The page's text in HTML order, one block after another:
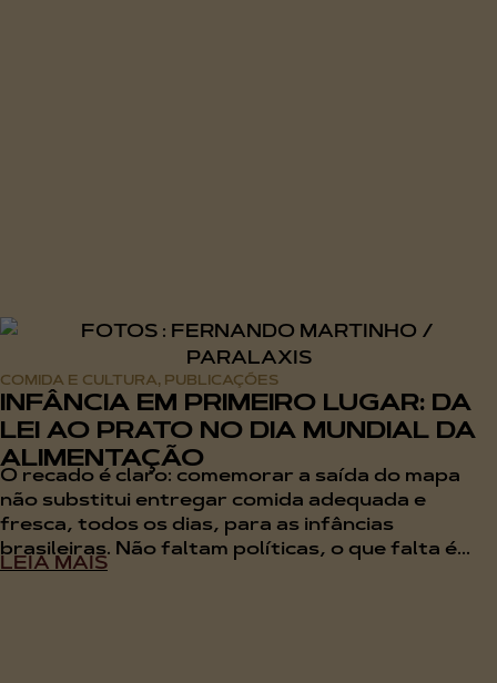
COMIDA E CULTURA, PUBLICAÇÕES
INFÂNCIA EM PRIMEIRO LUGAR: DA
LEI AO PRATO NO DIA MUNDIAL DA
ALIMENTAÇÃO
O recado é claro: comemorar a saída do mapa
não substitui entregar comida adequada e
fresca, todos os dias, para as infâncias
brasileiras. Não faltam políticas, o que falta é...
LEIA MAIS